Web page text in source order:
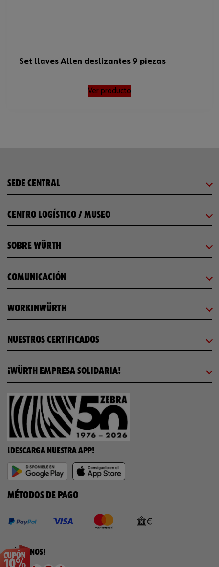
Set llaves Allen deslizantes 9 piezas
Ver producto
SEDE CENTRAL
CENTRO LOGÍSTICO / MUSEO
SOBRE WÜRTH
COMUNICACIÓN
WORKINWÜRTH
NUESTROS CERTIFICADOS
¡WÜRTH EMPRESA SOLIDARIA!
¡DESCARGA NUESTRA APP!
MÉTODOS DE PAGO
¡SÍGUENOS!